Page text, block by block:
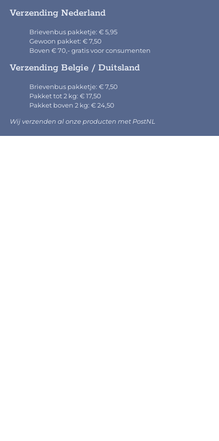
Verzending Nederland
Brievenbus pakketje: € 5,95
Gewoon pakket: € 7,50
Boven € 70,- gratis voor consumenten
Verzending Belgie / Duitsland
Brievenbus pakketje: € 7,50
Pakket tot 2 kg: € 17,50
Pakket boven 2 kg: € 24,50
Wij verzenden al onze producten met PostNL